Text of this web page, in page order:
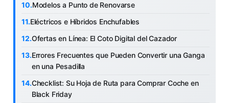
Modelos a Punto de Renovarse
Eléctricos e Híbridos Enchufables
Ofertas en Línea: El Coto Digital del Cazador
Errores Frecuentes que Pueden Convertir una Ganga
en una Pesadilla
Checklist: Su Hoja de Ruta para Comprar Coche en
Black Friday